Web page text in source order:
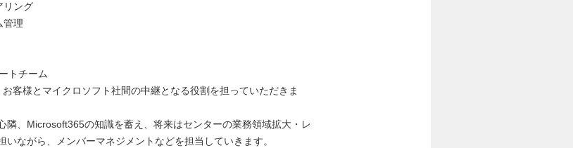
ング
管理
トチーム
客様とマイクロソフト社間の中継となる役割を担っていただきま
隣、Microsoft365の知識を蓄え、将来はセンターの業務領域拡大・レ
いながら、メンバーマネジメントなどを担当していきます。